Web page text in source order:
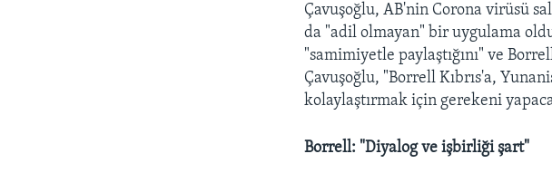
Çavuşoğlu, AB'nin Corona virüsü
da "adil olmayan" bir uygulama
"samimiyetle paylaştığını" ve
Çavuşoğlu, "Borrell Kıbrıs'a,
kolaylaştırmak için gerekeni
Borrell: "Diyalog ve işbirliği şart"